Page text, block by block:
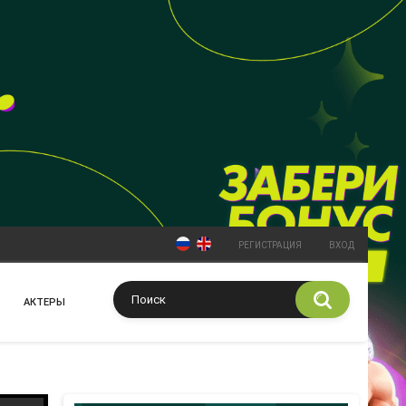
РЕГИСТРАЦИЯ ВХОД
АКТЕРЫ